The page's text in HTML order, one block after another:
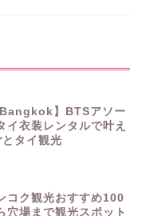
】BTSアソー
イ衣装レンタルで叶え
タイ観光
コク観光おすすめ100
穴場まで観光スポット